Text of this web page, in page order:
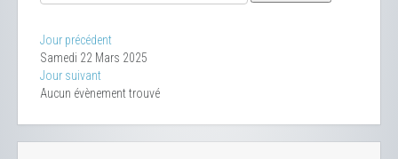
Jour précédent
Samedi 22 Mars 2025
Jour suivant
Aucun évènement trouvé